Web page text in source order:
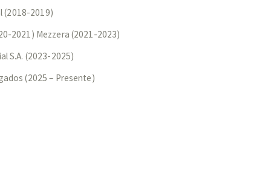
(2018-2019)
2021) Mezzera (2021-2023)
S.A. (2023-2025)
(2025 – Presente)